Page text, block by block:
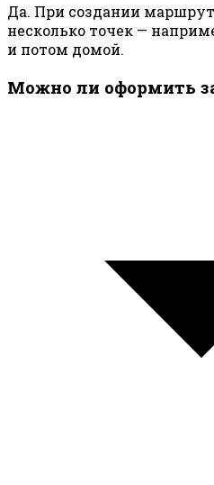
Да. При создании
несколько точек —
и потом домой.
Можно ли оформить